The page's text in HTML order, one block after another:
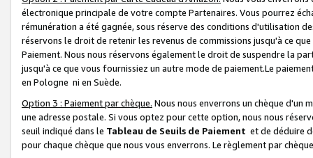
électronique principale de votre compte Partenaires. Vous pourrez
rémunération a été gagnée, sous réserve des conditions d'utilisation
réservons le droit de retenir les revenus de commissions jusqu'à ce
Paiement. Nous nous réservons également le droit de suspendre la
jusqu'à ce que vous fournissiez un autre mode de paiement.Le
en Pologne ni en Suède.
Option 3 : Paiement par chèque. Nous nous enverrons un chèque d'un
une adresse postale. Si vous optez pour cette option, nous nous
seuil indiqué dans le Tableau de Seuils de Paiement et de déduire
pour chaque chèque que nous vous enverrons. Le règlement par